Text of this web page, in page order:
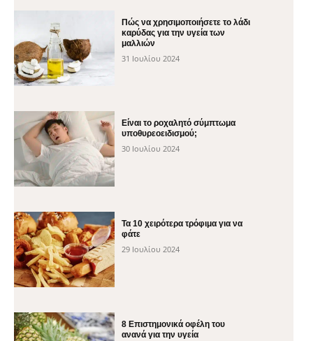
Πώς να χρησιμοποιήσετε το λάδι
καρύδας για την υγεία των
μαλλιών
31 Ιουλίου 2024
Είναι το ροχαλητό σύμπτωμα
υποθυρεοειδισμού;
30 Ιουλίου 2024
Τα 10 χειρότερα τρόφιμα για να
φάτε
29 Ιουλίου 2024
8 Επιστημονικά οφέλη του
ανανά για την υγεία